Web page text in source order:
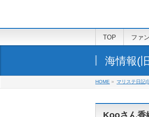
TOP ファ
海情報(
HOME » マリステ日記(
Kooさん香